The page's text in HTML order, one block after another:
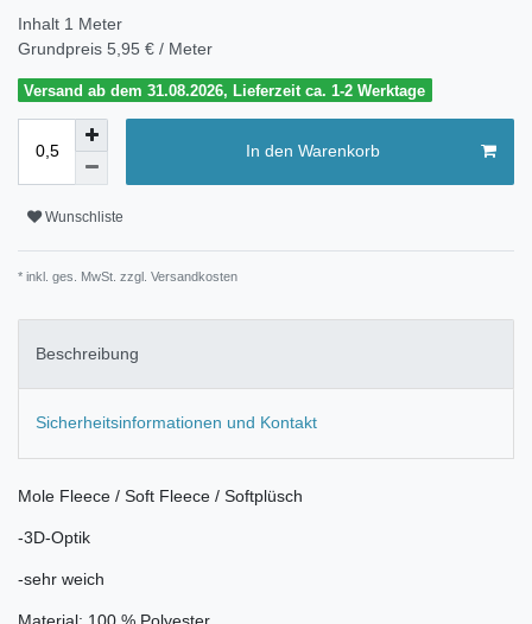
Inhalt 1 Meter
Grundpreis 5,95 € / Meter
Versand ab dem 31.08.2026, Lieferzeit ca. 1-2 Werktage
In den Warenkorb
Wunschliste
* inkl. ges. MwSt. zzgl. Versandkosten
Beschreibung
Sicherheitsinformationen und Kontakt
Mole Fleece / Soft Fleece / Softplüsch
-3D-Optik
-sehr weich
Material: 100 % Polyester